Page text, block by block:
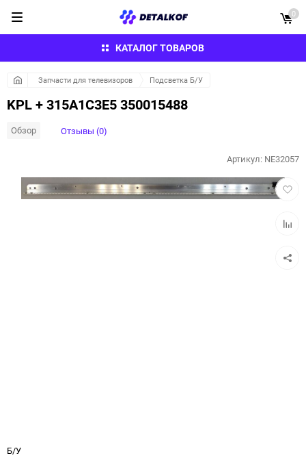
КАТАЛОГ ТОВАРОВ
0
Запчасти для телевизоров Подсветка Б/У
KPL + 315A1C3E5 350015488
Обзор Отзывы (0)
в
Артикул: NE32057
Б/У